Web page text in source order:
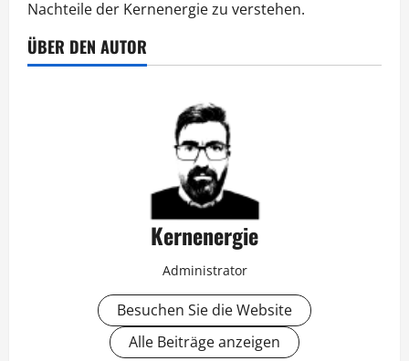
Nachteile der Kernenergie zu verstehen.
ÜBER DEN AUTOR
Kernenergie
Administrator
Besuchen Sie die Website
Alle Beiträge anzeigen